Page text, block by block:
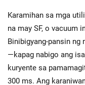
Karamihan sa mga
na may SF‚ o vacuum
Binibigyang-pansin
—kapag nabigo ang
kuryente sa
300 ms. Ang